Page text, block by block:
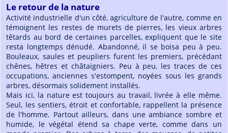
Le retour de la nature
Activité industrielle d'un côté, agriculture de l'autre, comme en
témoignent les restes de murets de pierres, les vieux arbres
têtards au bord de certaines parcelles, expliquent que le site
resta longtemps dénudé. Abandonné, il se boisa peu à peu.
Bouleaux, saules et peupliers furent les premiers, précédant
chênes, hêtres et châtaigniers. Peu à peu, les traces de ces
occupations, anciennes s'estompent, noyées sous les grands
arbres, désormais solidement installés.
Mais ici, la nature est toujours au travail, livrée à elle même.
Seul, les sentiers, étroit et confortable, rappellent la présence
de l'homme. Partout ailleurs, dans une ambiance sombre et
humide, le végétal étend sa chape verte, comme dans un